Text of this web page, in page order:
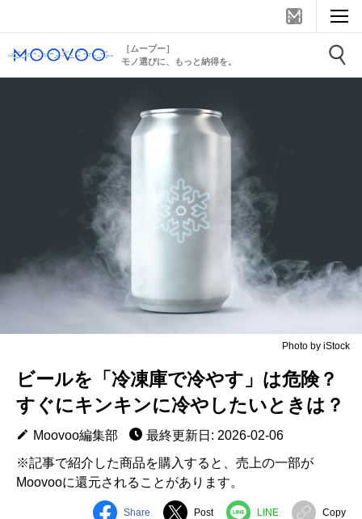
［ムーブー］
モノ選びに、もっと納得を。
Photo by iStock
ビールを「冷凍庫で冷やす」は危険？
すぐにキンキンに冷やしたいときは？
Moovoo編集部
最終更新日: 2026-02-06
※記事で紹介した商品を購入すると、売上の一部が
Moovooに還元されることがあります。
Share Post LINE Copy